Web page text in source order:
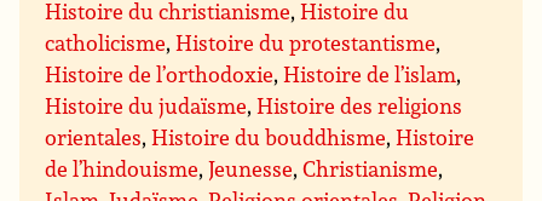
Histoire du christianisme,Histoire du
catholicisme,Histoire du protestantisme,
Histoire de l’orthodoxie,Histoire de l’islam,
Histoire du judaïsme,Histoire des religions
orientales,Histoire du bouddhisme,Histoire
de l’hindouisme,Jeunesse,Christianisme,